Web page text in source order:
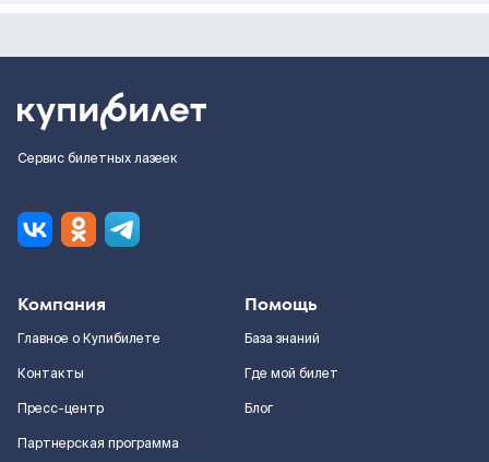
Сервис билетных лазеек
Компания
Главное о Купибилете
Контакты
Пресс-центр
Партнерская программа
Помощь
База знаний
Где мой билет
Блог